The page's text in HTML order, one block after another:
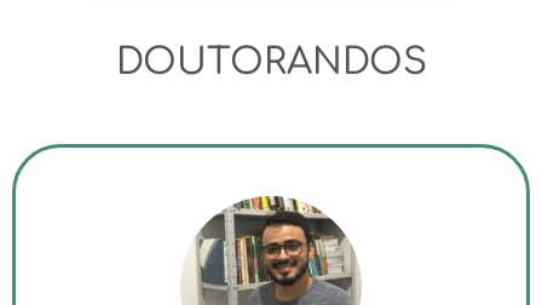
DOUTORANDOS